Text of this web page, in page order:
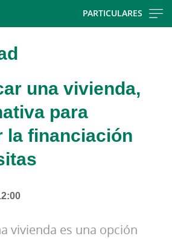
PARTICULARES
una vivienda,
para
la financiación
vivienda es una opción